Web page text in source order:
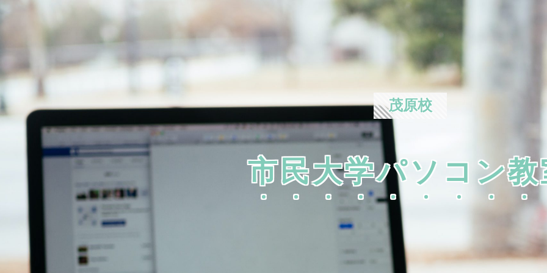
茂原校
市民大学パソコン